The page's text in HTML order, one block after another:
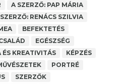
A SZERZŐ: PAP MÁRIA
RENÁCS SZILVIA
BEFEKTETÉS
EGÉSZSÉG
ÉS KREATIVITÁS
KÉPZÉS
PORTRÉ
SZERZŐK